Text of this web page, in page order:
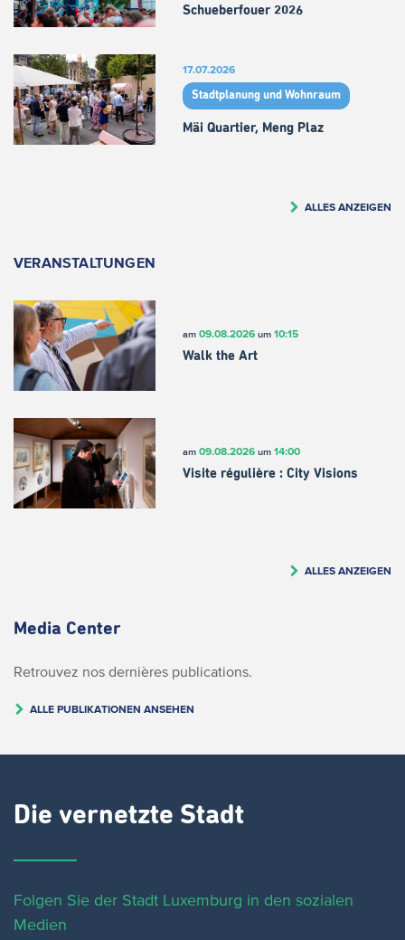
Schueberfouer 2026
17.07.2026
Stadtplanung und Wohnraum
Mäi Quartier, Meng Plaz
ALLES ANZEIGEN
VERANSTALTUNGEN
am 09.08.2026um 10:15
Walk the Art
am 09.08.2026um 14:00
Visite régulière : City Visions
ALLES ANZEIGEN
Media Center
Retrouvez nos dernières publications.
ALLE PUBLIKATIONEN ANSEHEN
Die vernetzte Stadt
Folgen Sie der Stadt Luxemburg in den sozialen
Medien